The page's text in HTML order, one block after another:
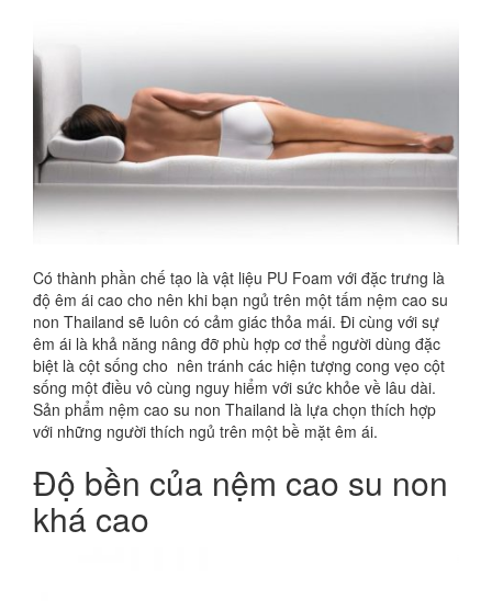
Có thành phần chế tạo là vật liệu PU Foam với đặc trưng là
độ êm ái cao cho nên khi bạn ngủ trên một tấm nệm cao su
non Thailand sẽ luôn có cảm giác thỏa mái. Đi cùng với sự
êm ái là khả năng nâng đỡ phù hợp cơ thể người dùng đặc
biệt là cột sống cho nên tránh các hiện tượng cong vẹo cột
sống một điều vô cùng nguy hiểm với sức khỏe về lâu dài.
Sản phẩm nệm cao su non Thailand là lựa chọn thích hợp
với những người thích ngủ trên một bề mặt êm ái.
Độ bền của nệm cao su non
khá cao